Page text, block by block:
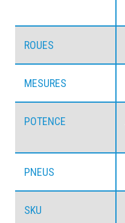
ROUES
MESURES
POTENCE
PNEUS
SKU